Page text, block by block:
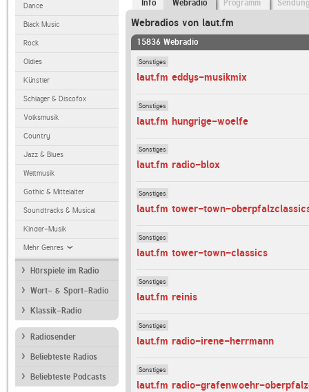
Dance
Black Music
Rock
Oldies
Künstler
Schlager & Discofox
Volksmusik
Country
Jazz & Blues
Weltmusik
Gothic & Mittelalter
Soundtracks & Musical
Kinder-Musik
Mehr Genres
Hörspiele im Radio
Wort- & Sport-Radio
Klassik-Radio
Radiosender
Beliebteste Radios
Beliebteste Podcasts
Info Webradio Programm
Webradios von laut.fm
15836 Webradio
Sonstiges
laut.fm eddys-musikmix
Sonstiges
laut.fm hungrige-woelfe
Sonstiges
laut.fm radio-blox
Sonstiges
laut.fm tower-town-
Sonstiges
laut.fm tower-town-classics
Sonstiges
laut.fm reinis
Sonstiges
laut.fm radio-irene-herrmann
Sonstiges
laut.fm radio-grafenwoehr-